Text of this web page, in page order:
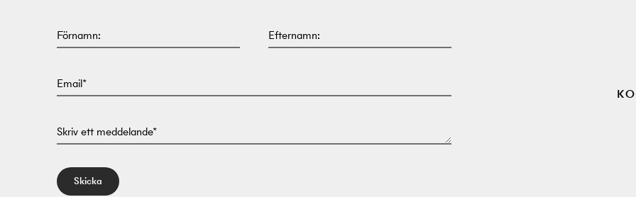
Förnamn: Efternamn:
Email*
Skriv ett meddelande*
Skicka